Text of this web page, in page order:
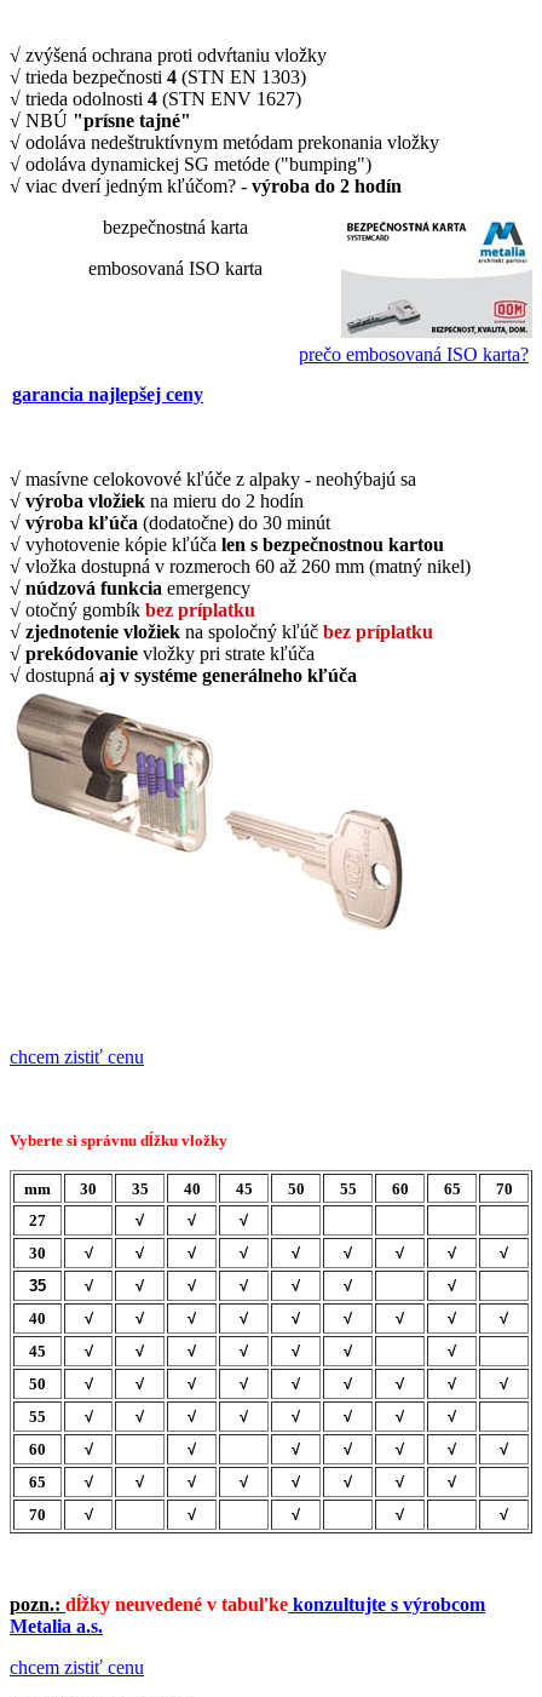
√ zvýšená ochrana proti odvŕtaniu vložky
√ trieda bezpečnosti 4 (STN EN 1303)
√ trieda odolnosti 4 (STN ENV 1627)
√ NBÚ "prísne tajné"
√ odoláva nedeštruktívnym metódam prekonania vložky
√ odoláva dynamickej SG metóde ("bumping")
√ viac dverí jedným kľúčom? - výroba do 2 hodín
bezpečnostná karta
embosovaná ISO karta
prečo embosovaná ISO karta?
garancia najlepšej ceny
√ masívne celokovové kľúče z alpaky - neohýbajú sa
√ výroba vložiek na mieru do 2 hodín
√ výroba kľúča (dodatočne) do 30 minút
√ vyhotovenie kópie kľúča len s bezpečnostnou kartou
√ vložka dostupná v rozmeroch 60 až 260 mm (matný nikel)
√ núdzová funkcia emergency
√ otočný gombík bez príplatku
√ zjednotenie vložiek na spoločný kľúč bez príplatku
√ prekódovanie vložky pri strate kľúča
√ dostupná aj v systéme generálneho kľúča
chcem zistiť cenu
Vyberte si správnu dĺžku vložky
mm 30 35 40 45 50 55 60 65
70
27
√ √
√
30
√ √ √ √ √ √ √ √
√
35
√ √ √ √ √ √
√
40
√ √ √ √ √ √ √ √
√
45
√ √ √ √ √ √
√
50
√ √ √ √ √ √ √ √
√
55
√ √ √ √ √ √ √
√
60
√ √ √ √ √ √
√
65
√ √ √ √ √ √ √
√
70
√ √ √ √ √
pozn.: dĺžky neuvedené v tabuľke konzultujte s výrobcom
Metalia a.s.
chcem zistiť cenu